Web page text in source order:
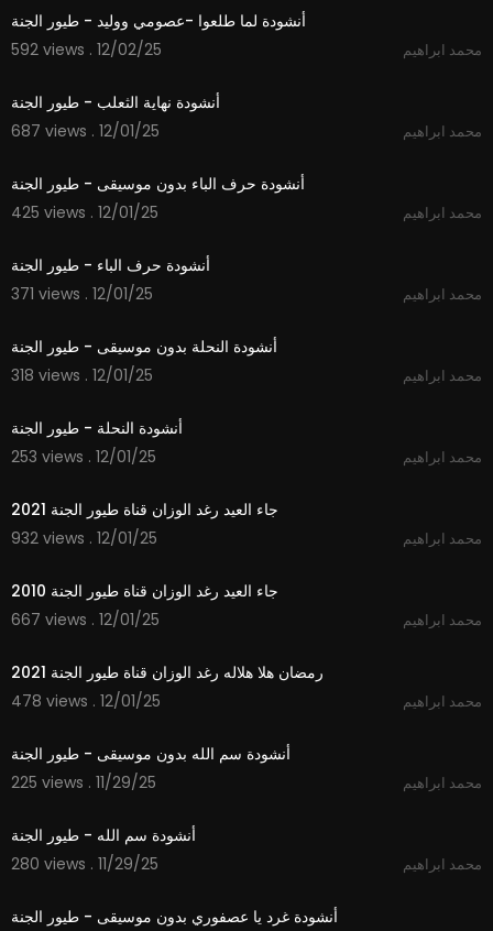
أنشودة لما طلعوا -عصومي ووليد - طيور الجنة
592 views . 12/02/25
محمد ابراهيم
أنشودة نهاية الثعلب - طيور الجنة
687 views . 12/01/25
محمد ابراهيم
أنشودة حرف الباء بدون موسيقى - طيور الجنة
425 views . 12/01/25
محمد ابراهيم
أنشودة حرف الباء - طيور الجنة
371 views . 12/01/25
محمد ابراهيم
أنشودة النحلة بدون موسيقى - طيور الجنة
318 views . 12/01/25
محمد ابراهيم
أنشودة النحلة - طيور الجنة
253 views . 12/01/25
محمد ابراهيم
جاء العيد رغد الوزان قناة طيور الجنة 2021
932 views . 12/01/25
محمد ابراهيم
جاء العيد رغد الوزان قناة طيور الجنة 2010
667 views . 12/01/25
محمد ابراهيم
رمضان هلا هلاله رغد الوزان قناة طيور الجنة 2021
478 views . 12/01/25
محمد ابراهيم
أنشودة سم الله بدون موسيقى - طيور الجنة
225 views . 11/29/25
محمد ابراهيم
أنشودة سم الله - طيور الجنة
280 views . 11/29/25
محمد ابراهيم
أنشودة غرد يا عصفوري بدون موسيقى - طيور الجنة